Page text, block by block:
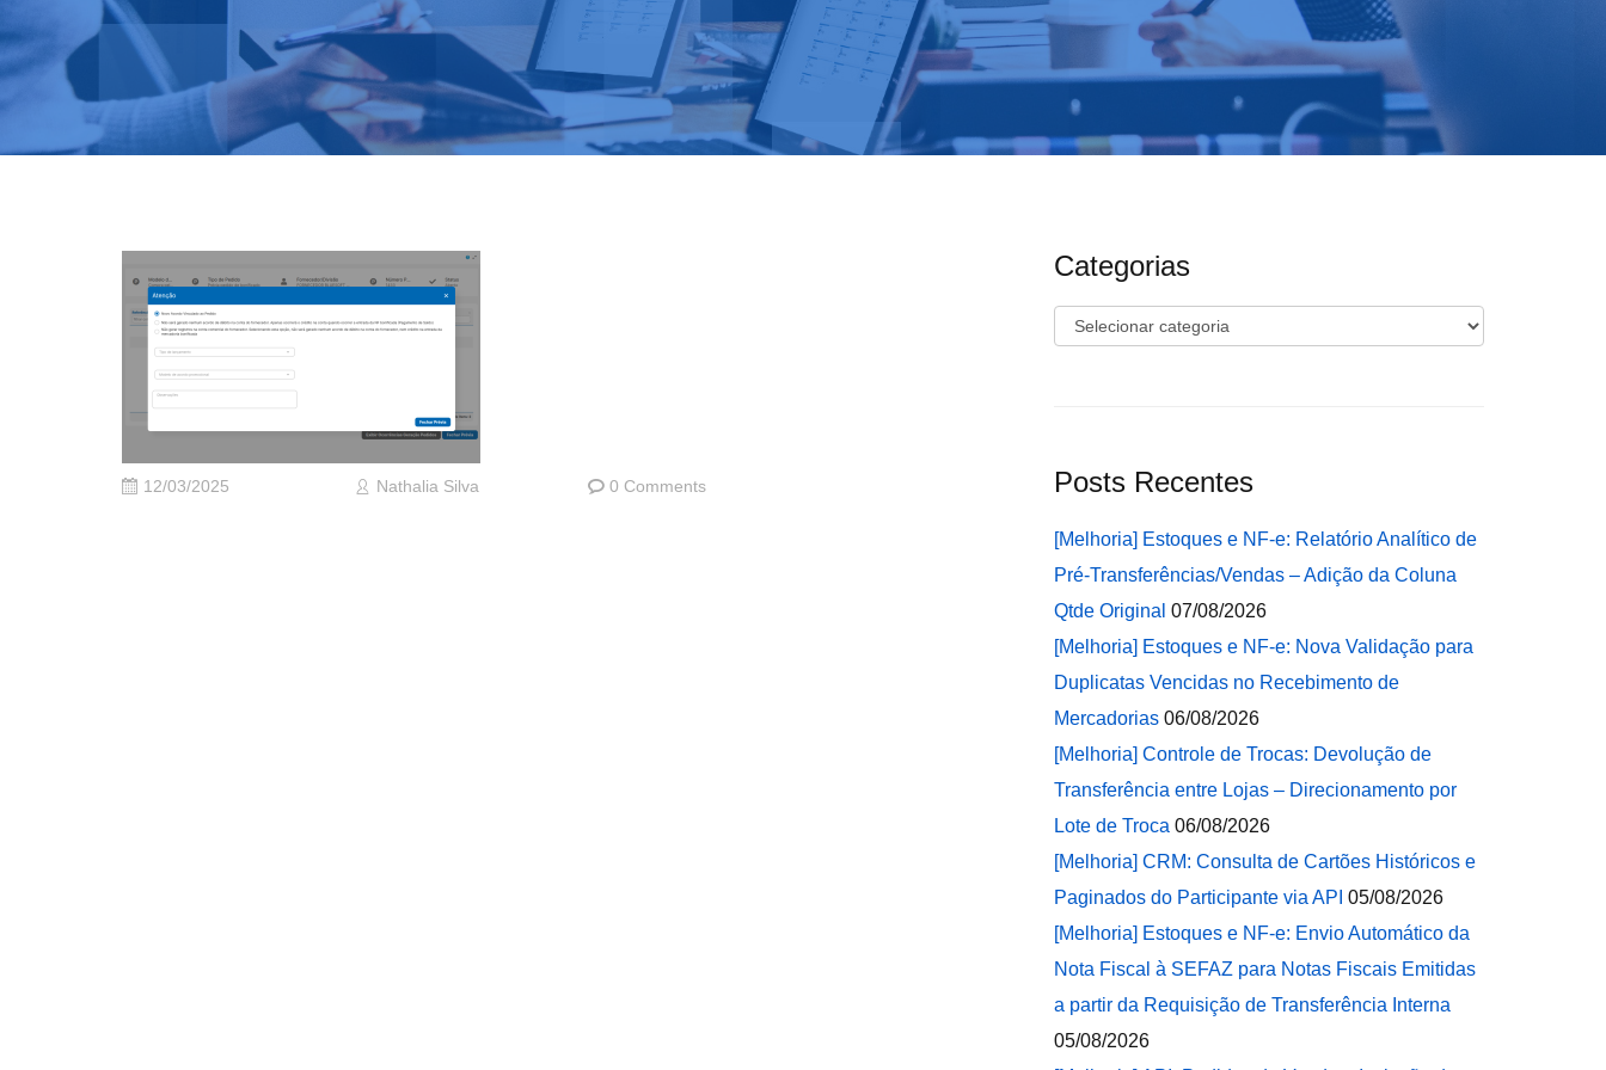
12/03/2025 Nathalia Silva 0 Comments
Categorias
Categorias
Posts Recentes
[Melhoria] Estoques e NF-e: Relatório Analítico de
Pré-Transferências/Vendas – Adição da Coluna
Qtde Original 07/08/2026
[Melhoria] Estoques e NF-e: Nova Validação para
Duplicatas Vencidas no Recebimento de
Mercadorias 06/08/2026
[Melhoria] Controle de Trocas: Devolução de
Transferência entre Lojas – Direcionamento por
Lote de Troca 06/08/2026
[Melhoria] CRM: Consulta de Cartões Históricos e
Paginados do Participante via API 05/08/2026
[Melhoria] Estoques e NF-e: Envio Automático da
Nota Fiscal à SEFAZ para Notas Fiscais Emitidas
a partir da Requisição de Transferência Interna
05/08/2026